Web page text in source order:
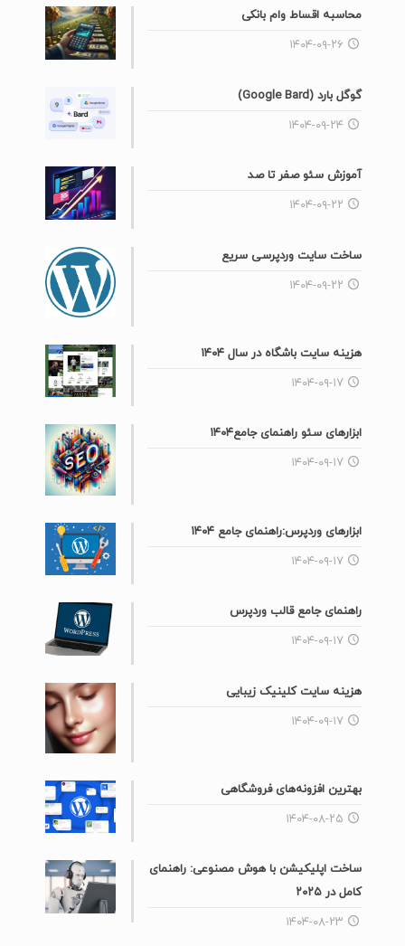
محاسبه اقساط وام بانکی
۱۴۰۴-۰۹-۲۶
گوگل بارد (Google Bard)
۱۴۰۴-۰۹-۲۴
آموزش سئو صفر تا صد
۱۴۰۴-۰۹-۲۲
ساخت سایت وردپرسی سریع
۱۴۰۴-۰۹-۲۲
هزینه سایت باشگاه در سال ۱۴۰۴
۱۴۰۴-۰۹-۱۷
ابزارهای سئو راهنمای جامع۱۴۰۴
۱۴۰۴-۰۹-۱۷
ابزارهای وردپرس:راهنمای جامع ۱۴۰۴
۱۴۰۴-۰۹-۱۷
راهنمای جامع قالب وردپرس
۱۴۰۴-۰۹-۱۷
هزینه سایت کلینیک زیبایی
۱۴۰۴-۰۹-۱۷
بهترین افزونه‌های فروشگاهی
۱۴۰۴-۰۸-۲۵
ساخت اپلیکیشن با هوش مصنوعی: راهنمای
کامل در ۲۰۲۵
۱۴۰۴-۰۸-۲۳